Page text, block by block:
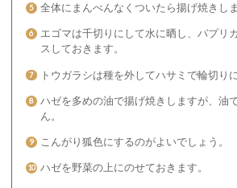
全体にまんべんなくついたら揚げ焼きしま
エゴマは千切りにして水に晒し、パプリ
スしておきます。
トウガラシは種を外してハサミで輪切り
ハゼを多めの油で揚げ焼きしますが、油
ん。
こんがり狐色にするのがよいでしょう。
ハゼを野菜の上にのせておきます。